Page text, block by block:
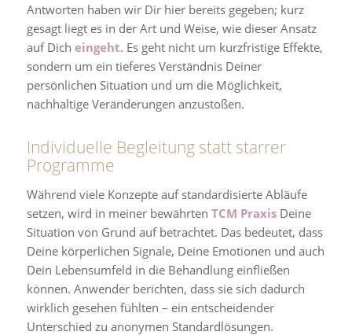
Antworten haben wir Dir hier bereits gegeben; kurz
gesagt liegt es in der Art und Weise, wie dieser Ansatz
auf Dich eingeht. Es geht nicht um kurzfristige Effekte,
sondern um ein tieferes Verständnis Deiner
persönlichen Situation und um die Möglichkeit,
nachhaltige Veränderungen anzustoßen.
Individuelle Begleitung statt starrer
Programme
Während viele Konzepte auf standardisierte Abläufe
setzen, wird in meiner bewährten TCM PraxisDeine
Situation von Grund auf betrachtet. Das bedeutet, dass
Deine körperlichen Signale, Deine Emotionen und auch
Dein Lebensumfeld in die Behandlung einfließen
können. Anwender berichten, dass sie sich dadurch
wirklich gesehen fühlten – ein entscheidender
Unterschied zu anonymen Standardlösungen.